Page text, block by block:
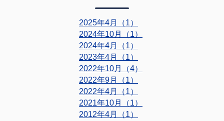
2025年4月（1）
2024年10月（1）
2024年4月（1）
2023年4月（1）
2022年10月（4）
2022年9月（1）
2022年4月（1）
2021年10月（1）
2012年4月（1）